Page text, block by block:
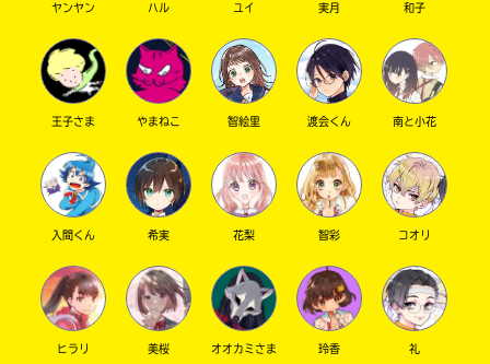
キーワードから探す
オフィシャルアカウント
ヤンヤン ハル ユイ 実月 和子
王子さま やまねこ 智絵里 渡会くん 南と小花
入間くん 希実 花梨 智彩 コオリ
ヒラリ 美桜 オオカミさま 玲香 礼